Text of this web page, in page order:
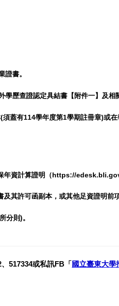
證書。
歷查證認定具結書【附件一】及相
蓋有114學年度第1學期註冊章)或在
年資計算證明（https://
其許可函副本，或其他足資證明前
分則)。
517334或私訊FB「國立臺東大學